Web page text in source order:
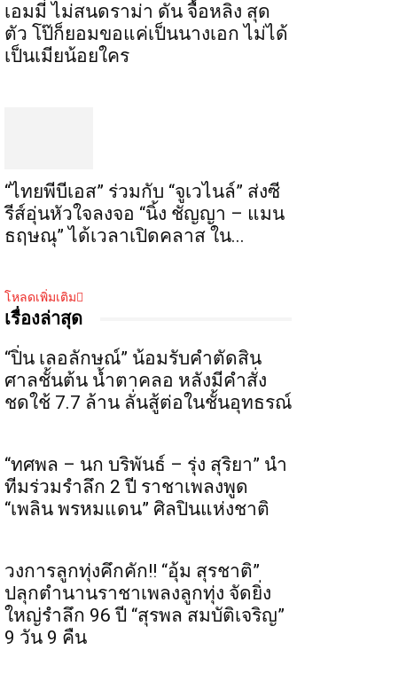
เอมมี่ ไม่สนดราม่า ดัน จื้อหลิง สุด
ตัว โป๊ก็ยอมขอแค่เป็นนางเอก ไม่ได้
เป็นเมียน้อยใคร
“ไทยพีบีเอส” ร่วมกับ “จูเวไนล์” ส่งซี
รีส์อุ่นหัวใจลงจอ “นิ้ง ชัญญา – แมน
ธฤษณุ” ได้เวลาเปิดคลาส ใน...
โหลดเพิ่มเติม
เรื่องล่าสุด
“ปิ่น เลอลักษณ์” น้อมรับคำตัดสิน
ศาลชั้นต้น น้ำตาคลอ หลังมีคำสั่ง
ชดใช้ 7.7 ล้าน ลั่นสู้ต่อในชั้นอุทธรณ์
“ทศพล – นก บริพันธ์ – รุ่ง สุริยา” นำ
ทีมร่วมรำลึก 2 ปี ราชาเพลงพูด
“เพลิน พรหมแดน” ศิลปินแห่งชาติ
วงการลูกทุ่งคึกคัก!! “อุ้ม สุรชาติ”
ปลุกตำนานราชาเพลงลูกทุ่ง จัดยิ่ง
ใหญ่รำลึก 96 ปี “สุรพล สมบัติเจริญ”
9 วัน 9 คืน